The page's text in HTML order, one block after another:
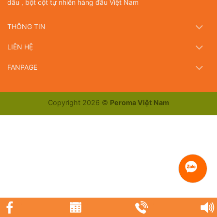
dầu , bột cột tự nhiên hàng đầu Việt Nam
THÔNG TIN
LIÊN HỆ
FANPAGE
Copyright 2026 © Peroma Việt Nam